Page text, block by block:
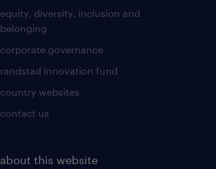
equity, diversity, inclusion and
belonging
corporate governance
randstad innovation fund
country websites
contact us
about this website